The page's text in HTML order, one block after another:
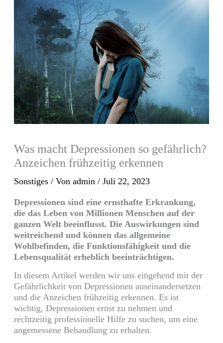
Was macht Depressionen so gefährlich?
Anzeichen frühzeitig erkennen
Sonstiges / Vonadmin/Juli 22, 2023
Depressionen sind eine ernsthafte Erkrankung,
die das Leben von Millionen Menschen auf der
ganzen Welt beeinflusst. Die Auswirkungen sind
weitreichend und können das allgemeine
Wohlbefinden, die Funktionsfähigkeit und die
Lebensqualität erheblich beeinträchtigen.
In diesem Artikel werden wir uns eingehend mit der
Gefährlichkeit von Depressionen auseinandersetzen
und die Anzeichen frühzeitig erkennen. Es ist
wichtig, Depressionen ernst zu nehmen und
rechtzeitig professionelle Hilfe zu suchen, um eine
angemessene Behandlung zu erhalten.